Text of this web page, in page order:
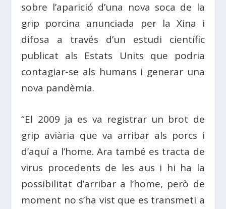
sobre l’aparició d’una nova soca de la
grip porcina anunciada per la Xina i
difosa a través d’un estudi científic
publicat als Estats Units que podria
contagiar-se als humans i generar una
nova pandèmia.
“El 2009 ja es va registrar un brot de
grip aviària que va arribar als porcs i
d’aquí a l’home. Ara també es tracta de
virus procedents de les aus i hi ha la
possibilitat d’arribar a l’home, però de
moment no s’ha vist que es transmeti a